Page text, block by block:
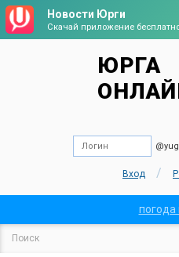
Новости Юрги
Скачай приложение
ЮРГА
Вход /
погода